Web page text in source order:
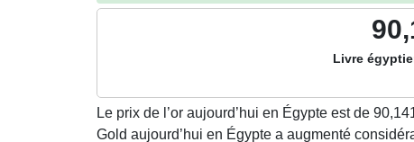
Livre
Le prix de l’or aujourd’hui en Égypte est de
Gold aujourd’hui en Égypte a augmenté